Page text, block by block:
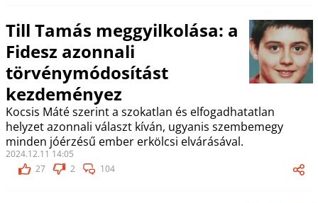
Till Tamás meggyilkolása: a
Fidesz azonnali
törvénymódosítást
kezdeményez
Kocsis Máté szerint a szokatlan és elfogadhatatlan
helyzet azonnali választ kíván, ugyanis szembemegy
minden jóérzésű ember erkölcsi elvárásával.
2024.12.11 14:05
27
2 104